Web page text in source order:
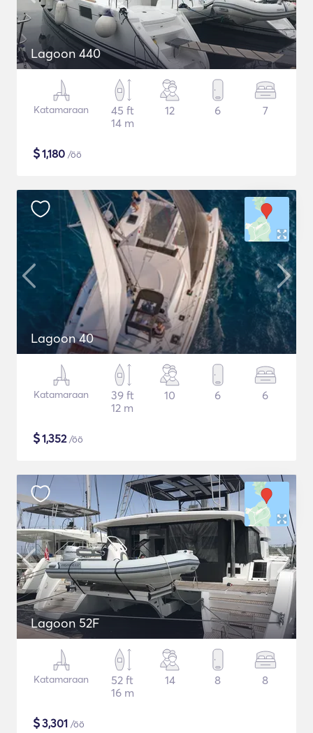
Lagoon 440
Katamaraan
45 ft
14 m
12 6 7
$1,180 /öö
Lagoon 40
Katamaraan
39 ft
12 m
10 6 6
$1,352/öö
Lagoon 52F
Katamaraan
52 ft
16 m
14 8 8
$3,301 /öö